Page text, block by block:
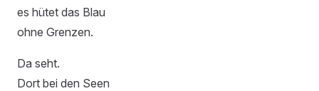
es hütet das Blau
ohne Grenzen.
Da seht.
Dort bei den Seen